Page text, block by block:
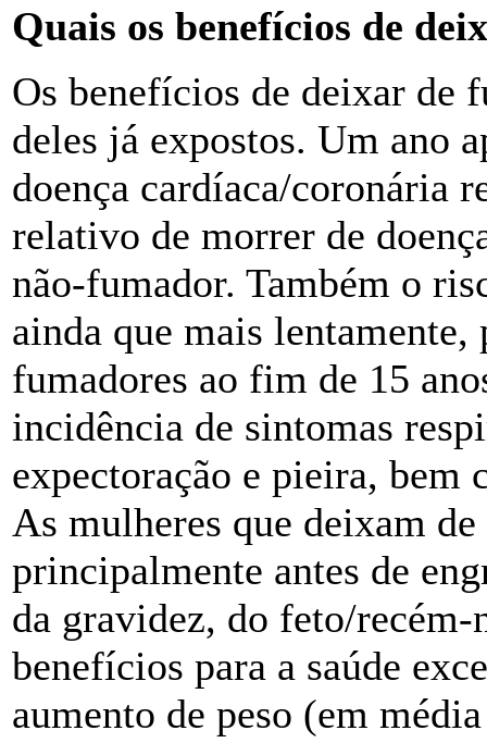
Quais os benefícios de
Os benefícios de deixar de
deles já expostos. Um ano
doença cardíaca/coronária
relativo de morrer de
não-fumador. Também o
ainda que mais
fumadores ao fim de 15
incidência de sintomas
expectoração e pieira, bem
As mulheres que deixam
principalmente antes de
da gravidez, do feto/
benefícios para a saúde
aumento de peso (em